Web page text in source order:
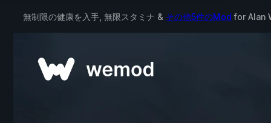
無制限の健康を入手, 無限スタミナ & その他5件のMod for Alan